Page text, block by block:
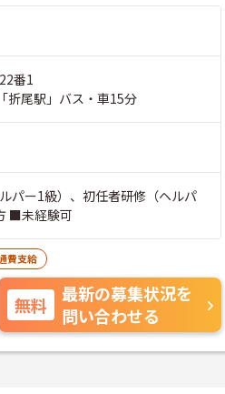
番1
折尾駅」バス・車15分
パー1級）、初任者研修（ヘルパ
■未経験可
費支給
無料
最新の募集状況を
問い合わせる